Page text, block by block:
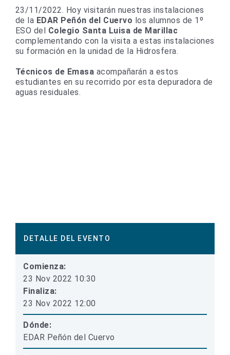
23/11/2022. Hoy visitarán nuestras instalaciones
de la EDAR Peñón del Cuervo los alumnos de 1º
ESO del Colegio Santa Luisa de Marillac
complementando con la visita a estas instalaciones
su formación en la unidad de la Hidrosfera.
Técnicos de Emasa acompañarán a estos
estudiantes en su recorrido por esta depuradora de
aguas residuales.
DETALLE DEL EVENTO
Comienza:
23 Nov 2022 10:30
Finaliza:
23 Nov 2022 12:00
Dónde:
EDAR Peñón del Cuervo